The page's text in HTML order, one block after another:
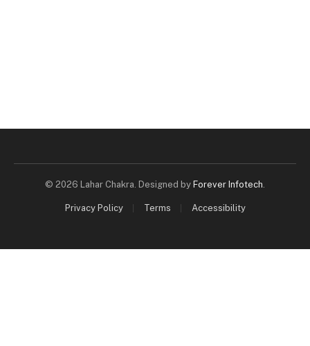
© 2026 Lahar Chakra. Designed by Forever Infotech.
Privacy Policy Terms Accessibility